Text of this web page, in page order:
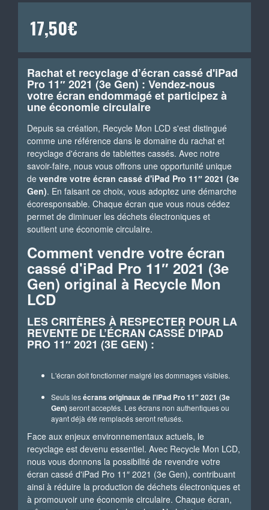
17,50€
Rachat et recyclage d’écran cassé d'iPad
Pro 11″ 2021 (3e Gen) : Vendez-nous
votre écran endommagé et participez à
une économie circulaire
Depuis sa création, Recycle Mon LCD s'est distingué
comme une référence dans le domaine du rachat et
recyclage d'écrans de tablettes cassés. Avec notre
savoir-faire, nous vous offrons une opportunité unique
de vendre votre écran cassé d'iPad Pro 11″ 2021 (3e
Gen). En faisant ce choix, vous adoptez une démarche
écoresponsable. Chaque écran que vous nous cédez
permet de diminuer les déchets électroniques et
soutient une économie circulaire.
Comment vendre votre écran
cassé d'iPad Pro 11″ 2021 (3e
Gen) original à Recycle Mon
LCD
LES CRITÈRES À RESPECTER POUR LA
REVENTE DE L’ÉCRAN CASSÉ D'IPAD
PRO 11″ 2021 (3E GEN) :
L'écran doit fonctionner malgré les dommages visibles.
Seuls lesécrans originaux de l'iPad Pro 11″ 2021 (3e
Gen)seront acceptés. Les écrans non authentiques ou
ayant déjà été remplacés seront refusés.
Face aux enjeux environnementaux actuels, le
recyclage est devenu essentiel. Avec Recycle Mon LCD,
nous vous donnons la possibilité de revendre votre
écran cassé d'iPad Pro 11″ 2021 (3e Gen), contribuant
ainsi à réduire la production de déchets électroniques et
à promouvoir une économie circulaire. Chaque écran,